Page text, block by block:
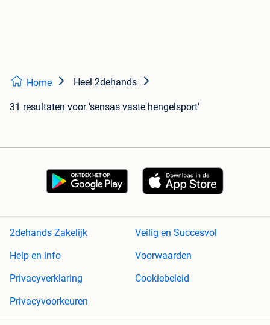
Home Heel 2dehands
31 resultaten voor 'sensas vaste hengelsport'
2dehands Zakelijk
Veilig en Succesvol
Help en info
Voorwaarden
Privacyverklaring
Cookiebeleid
Privacyvoorkeuren